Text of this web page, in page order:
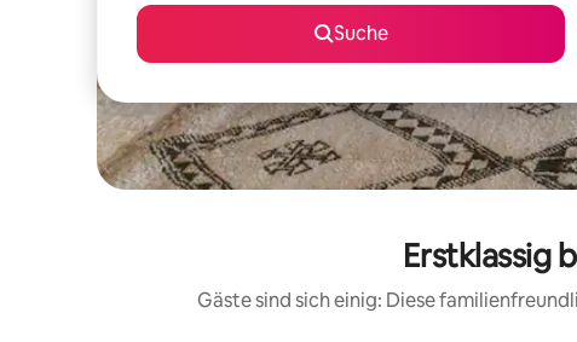
Suche
Erstklassig
Gäste sind sich einig: Diese